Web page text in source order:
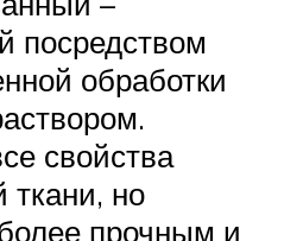
посредством
обработки
свойства
ткани, но
прочным и